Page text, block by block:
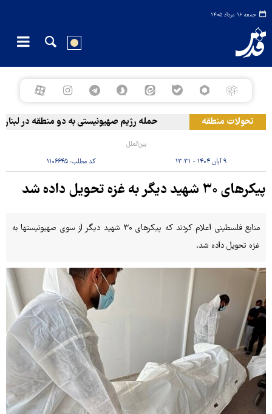
جمعه ۱۶ مرداد ۱۴۰۵
تحولات منطقه حمله رژیم صهیونیستی به دو منطقه در لبنان
بین‌الملل
۹ آبان ۱۴۰۴ - ۱۳:۳۱ کد مطلب:۱۱۰۶۶۴۵
پیکرهای ۳۰ شهید دیگر به غزه تحویل داده شد
منابع فلسطینی اعلام کردند که پیکرهای ۳۰ شهید دیگر از سوی صهیونیستها به
غزه تحویل داده شد.